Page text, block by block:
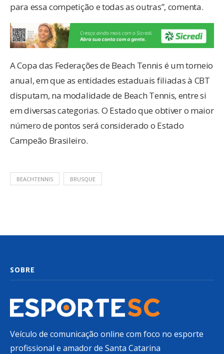
para essa competição e todas as outras”, comenta.
A Copa das Federações de Beach Tennis é um torneio
anual, em que as entidades estaduais filiadas à CBT
disputam, na modalidade de Beach Tennis, entre si
em diversas categorias. O Estado que obtiver o maior
número de pontos será considerado o Estado
Campeão Brasileiro.
BEACHTENNIS BRUSQUE
SOBRE
Veículo de comunicação online com foco no esporte
profissional e amador de Santa Catarina